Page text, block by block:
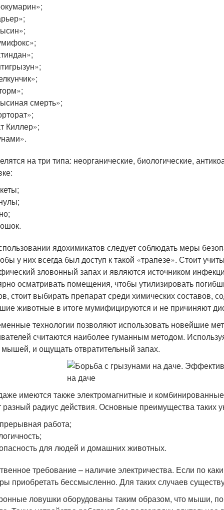
смерть»;
Киллер»;
на три типа: неорганические, биологические,
ядохимикатов следует соблюдать меры
у них всегда был доступ к такой «трапезе». Стоит
зловонный запах и являются источником
осматривать помещения, чтобы утилизировать
стоит выбирать препарат среди химических
животные в итоге мумифицируются и не причиняют
технологии позволяют использовать новейшие
считаются наиболее гуманным методом.
и ощущать отвратительный запах.
имеются также электромагнитные и
радиус действия. Основные преимущества таких
работа;
для людей и домашних животных.
требование – наличие электричества. Если по
приобретать бессмысленно. Для таких случаев
ловушки оборудованы таким образом, что мыши,